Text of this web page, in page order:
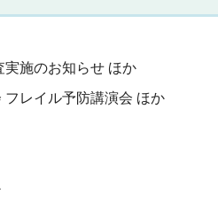
実施のお知らせ ほか
フレイル予防講演会 ほか